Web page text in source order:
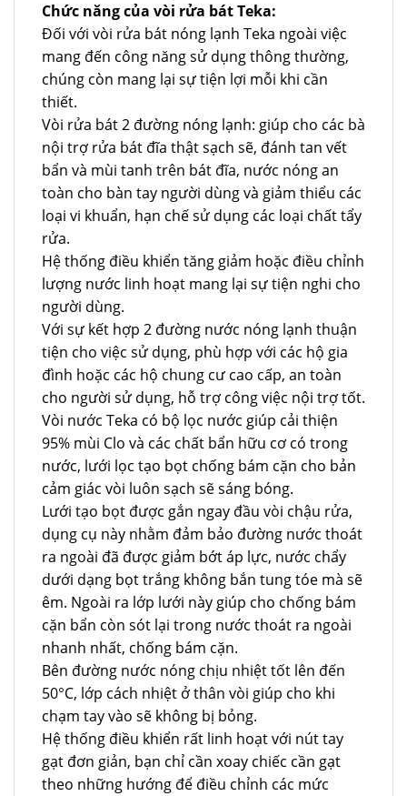
Chức năng của vòi rửa bát Teka:
Đối với vòi rửa bát nóng lạnh Teka ngoài việc
mang đến công năng sử dụng thông thường,
chúng còn mang lại sự tiện lợi mỗi khi cần
thiết.
Vòi rửa bát 2 đường nóng lạnh: giúp cho các bà
nội trợ rửa bát đĩa thật sạch sẽ, đánh tan vết
bẩn và mùi tanh trên bát đĩa, nước nóng an
toàn cho bàn tay người dùng và giảm thiểu các
loại vi khuẩn, hạn chế sử dụng các loại chất tẩy
rửa.
Hệ thống điều khiển tăng giảm hoặc điều chỉnh
lượng nước linh hoạt mang lại sự tiện nghi cho
người dùng.
Với sự kết hợp 2 đường nước nóng lạnh thuận
tiện cho việc sử dụng, phù hợp với các hộ gia
đình hoặc các hộ chung cư cao cấp, an toàn
cho người sử dụng, hỗ trợ công việc nội trợ tốt.
Vòi nước Teka có bộ lọc nước giúp cải thiện
95% mùi Clo và các chất bẩn hữu cơ có trong
nước, lưới lọc tạo bọt chống bám cặn cho bản
cảm giác vòi luôn sạch sẽ sáng bóng.
Lưới tạo bọt được gắn ngay đầu vòi chậu rửa,
dụng cụ này nhằm đảm bảo đường nước thoát
ra ngoài đã được giảm bớt áp lực, nước chẩy
dưới dạng bọt trắng không bắn tung tóe mà sẽ
êm. Ngoài ra lớp lưới này giúp cho chống bám
cặn bẩn còn sót lại trong nước thoát ra ngoài
nhanh nhất, chống bám cặn.
Bên đường nước nóng chịu nhiệt tốt lên đến
50°C, lớp cách nhiệt ở thân vòi giúp cho khi
chạm tay vào sẽ không bị bỏng.
Hệ thống điều khiển rất linh hoạt với nút tay
gạt đơn giản, bạn chỉ cần xoay chiếc cần gạt
theo những hướng để điều chỉnh các mức